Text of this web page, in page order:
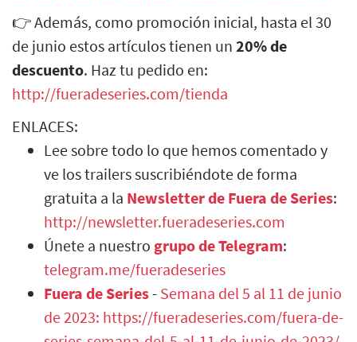
👉 Además, como promoción inicial, hasta el 30
de junio estos artículos tienen un 20% de
descuento. Haz tu pedido en:
http://fueradeseries.com/tienda
ENLACES:
Lee sobre todo lo que hemos comentado y
ve los trailers suscribiéndote de forma
gratuita a la Newsletter de Fuera de Series:
http://newsletter.fueradeseries.com
Únete a nuestro grupo de Telegram:
telegram.me/fueradeseries
Fuera de Series- Semana del 5 al 11 de junio
de 2023: https://fueradeseries.com/fuera-de-